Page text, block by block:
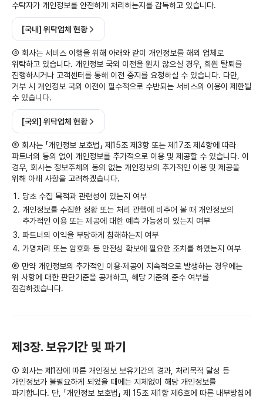
수탁자가 개인정보를 안전하게 처리하는지를 감독하고 있습니다.
[국내] 위탁업체 현황
④ 회사는 서비스 이행을 위해 아래와 같이 개인정보를 해외 업체로
위탁하고 있습니다. 개인정보 국외 이전을 원치 않으실 경우, 회원 탈퇴를
진행하시거나 고객센터를 통해 이전 중지를 요청하실 수 있습니다. 다만,
거부 시 개인정보 국외 이전이 필수적으로 수반되는 서비스의 이용이 제한될
수 있습니다.
[국외] 위탁업체 현황
⑤ 회사는 「개인정보 보호법」 제15조 제3항 또는 제17조 제4항에 따라
파트너의 동의 없이 개인정보를 추가적으로 이용 및 제공할 수 있습니다. 이
경우, 회사는 정보주체의 동의 없는 개인정보의 추가적인 이용 및 제공을
위해 아래 사항을 고려하겠습니다.
당초 수집 목적과 관련성이 있는지 여부
개인정보를 수집한 정황 또는 처리 관행에 비추어 볼 때 개인정보의
추가적인 이용 또는 제공에 대한 예측 가능성이 있는지 여부
파트너의 이익을 부당하게 침해하는지 여부
가명처리 또는 암호화 등 안전성 확보에 필요한 조치를 하였는지 여부
⑥ 만약 개인정보의 추가적인 이용∙제공이 지속적으로 발생하는 경우에는
위 사항에 대한 판단기준을 공개하고, 해당 기준의 준수 여부를
점검하겠습니다.
제3장. 보유기간 및 파기
① 회사는 제1장에 따른 개인정보 보유기간의 경과, 처리목적 달성 등
개인정보가 불필요하게 되었을 때에는 지체없이 해당 개인정보를
파기합니다. 단, 「개인정보 보호법」 제 15조 제1항 제6호에 따른 내부방침에